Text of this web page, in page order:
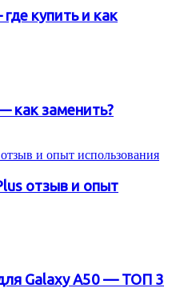
купить и как
как заменить?
отзыв и опыт
Galaxy A50 — ТОП 3